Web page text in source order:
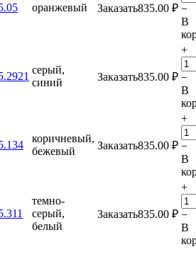
оранжевый Заказать835.00 ₽ −
В
серый,
синий
Заказать835.00 ₽
+
−
В
коричневый,
бежевый
Заказать835.00 ₽
+
−
В
темно-
серый,
белый
Заказать835.00 ₽
+
−
В